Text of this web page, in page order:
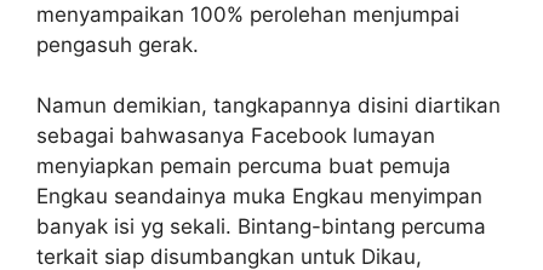
menyampaikan 100% perolehan menjumpai
pengasuh gerak.
Namun demikian, tangkapannya disini diartikan
sebagai bahwasanya Facebook lumayan
menyiapkan pemain percuma buat pemuja
Engkau seandainya muka Engkau menyimpan
banyak isi yg sekali. Bintang-bintang percuma
terkait siap disumbangkan untuk Dikau,